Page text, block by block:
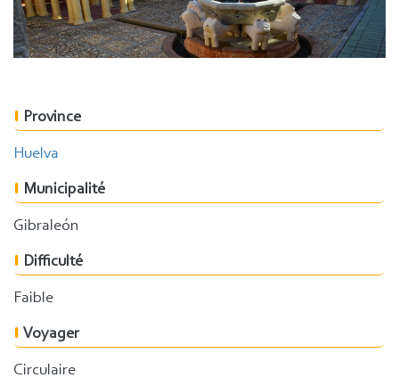
Province
Huelva
Municipalité
Gibraleón
Difficulté
Faible
Voyager
Circulaire